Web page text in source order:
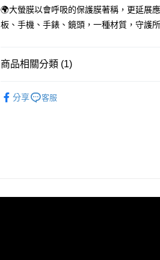
🌍大螢膜以會呼吸的保護膜著稱，更延展
板、手機、手錶、鏡頭，一種材質，守護
商品相關分類 (1)
分享
客服